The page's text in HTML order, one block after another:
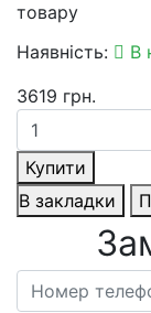
товару
Наявність:
В
3619 грн.
Купити
В закладки